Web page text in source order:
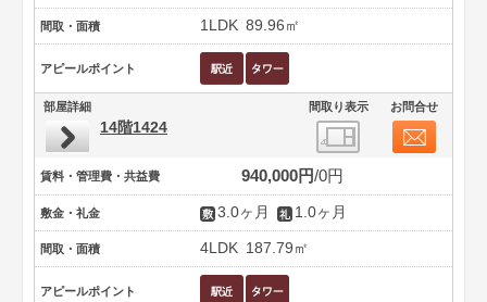
間取・面積 1LDK 89.96㎡
アピールポイント
部屋詳細 間取り表示 お問合せ
14階1424
賃料・管理費・共益費 940,000円 0円
敷金・礼金 3.0ヶ月 1.0ヶ月
間取・面積 4LDK 187.79㎡
アピールポイント